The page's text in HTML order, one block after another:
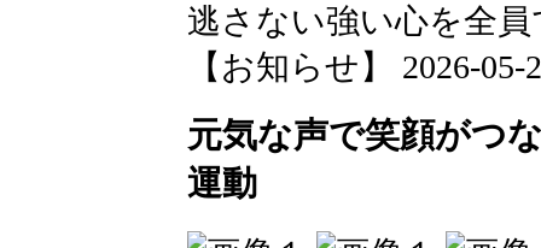
逃さない強い心を全
【お知らせ】 2026-05-
元気な声で笑顔がつ
運動